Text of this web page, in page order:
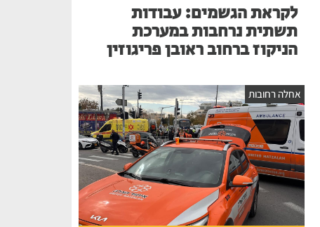
לקראת הגשמים: עבודות
תשתית נרחבות במערכת
הניקוז ברחוב ראובן פריגוזין
אחלה רחובות